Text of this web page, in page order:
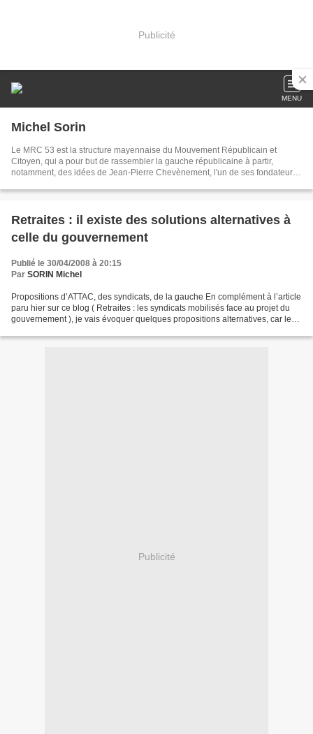
Publicité
MENU
Michel Sorin
Le MRC 53 est la structure mayennaise du Mouvement Républicain et
Citoyen, qui a pour but de rassembler la gauche républicaine à partir,
notamment, des idées de Jean-Pierre Chevènement, l'un de ses fondateurs,
Mouvement des Citoyens (MDC) après les élections de 2002. En 2022, le
quatre autres organisations politiques.
Retraites : il existe des solutions alternatives à
celle du gouvernement
Publié le 30/04/2008 à 20:15
Par SORIN Michel
Propositions d’ATTAC, des syndicats, de la gauche En complément à l’article
paru hier sur ce blog ( Retraites : les syndicats mobilisés face au projet du
gouvernement ), je vais évoquer quelques propositions alternatives, car les
Publicité